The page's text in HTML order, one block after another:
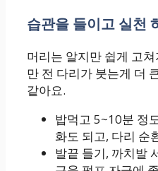
습관을 들이고 실천
머리는 알지만 쉽게 고
만 전 다리가 붓는게 더
같아요.
밥먹고 5~10분 정
화도 되고, 다리 순
발끝 들기, 까치발